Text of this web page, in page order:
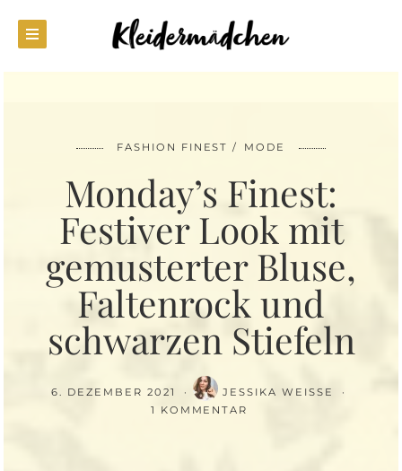
FASHION FINEST MODE
Monday’s Finest:
Festiver Look mit
gemusterter Bluse,
Faltenrock und
schwarzen Stiefeln
6. DEZEMBER 2021
JESSIKA WEISSE
1 KOMMENTAR